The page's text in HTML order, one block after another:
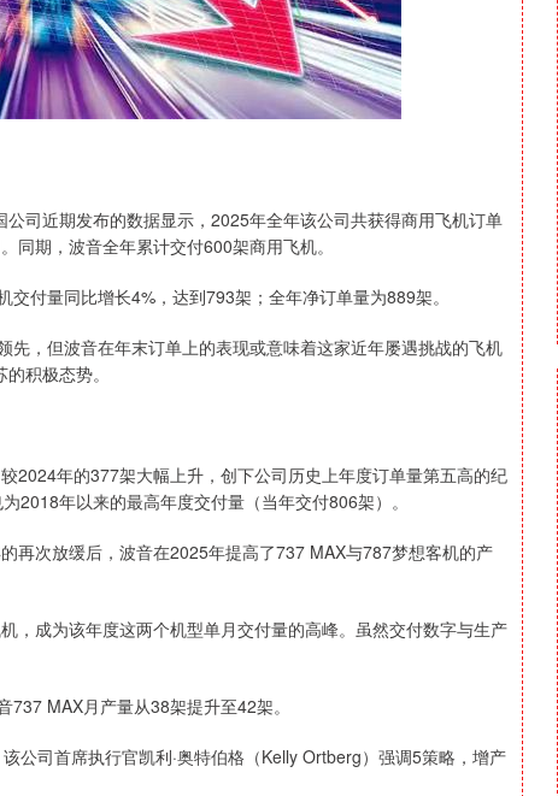
司近期发布的数据显示，2025年全年该公司共获得商用飞机订单
同期，波音全年累计交付600架商用飞机。
付量同比增长4%，达到793架；全年净订单量为889架。
，但波音在年末订单上的表现或意味着这家近年屡遇挑战的飞机
积极态势。
2024年的377架大幅上升，创下公司历史上年度订单量第五高的纪
2018年以来的最高年度交付量（当年交付806架）。
再次放缓后，波音在2025年提高了737 MAX与787梦想客机的产
，成为该年度这两个机型单月交付量的高峰。虽然交付数字与生产
MAX月产量从38架提升至42架。
公司首席执行官凯利·奥特伯格（Kelly Ortberg）强调5策略，增产
1.42% 沪深300 4694.44 43.13